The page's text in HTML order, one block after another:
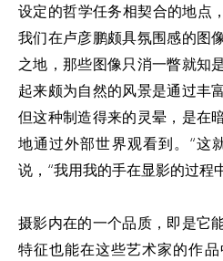
设定的哲学任务相契合的地点
我们在卢彦鹏颇具氛围感的图
之地，那些图像只消一瞥就知
起来颇为自然的风景是通过丰
但这种制造得来的灵晕，是在
地通过外部世界观看到。“这
说，“我用我的手在显影的过程
摄影内在的一个品质，即是它
特征也能在这些艺术家的作